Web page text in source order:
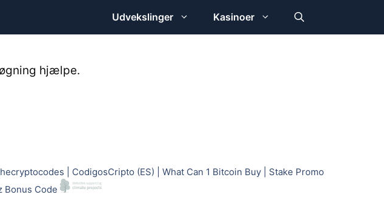
Udvekslinger Kasinoer
hjælpe.
CodigosCripto (ES) What Can 1 Bitcoin Buy
Stake Promo
Bonus Code